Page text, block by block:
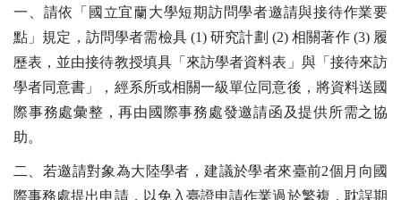
一、請依「國立宜蘭大學短期訪問學者邀請與接待作業要
點」規定，訪問學者需檢具 (1) 研究計劃 (2) 相關著作 (3) 履
歷表，並由接待教授填具「來訪學者資料表」與「接待來訪
學者同意書」，經系所或相關一級單位同意後，將資料送國
際事務處彙整，再由國際事務處發邀請函及提供所需之協
助。
二、若邀請對象為大陸學者，建議於學者來臺前2個月向國
際事務處提出申請，以免入臺證申請作業過於繁複，耽誤期